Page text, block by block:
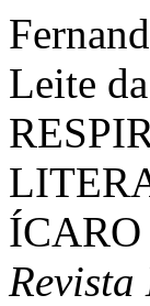
Leite
Revista